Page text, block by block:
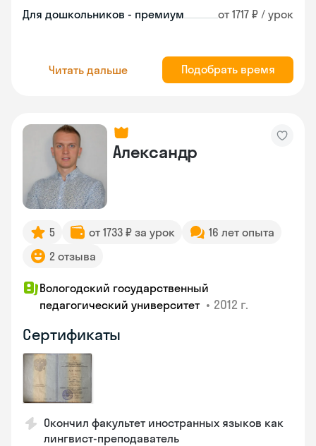
Для дошкольников - премиум от 1717 ₽ / урок
Читать дальше Подобрать время
Александр
5 от 1733 ₽ за урок
16 лет опыта
2 отзыва
Вологодский государственный
педагогический университет • 2012 г.
Сертификаты
Окончил факультет иностранных языков как
лингвист-преподаватель